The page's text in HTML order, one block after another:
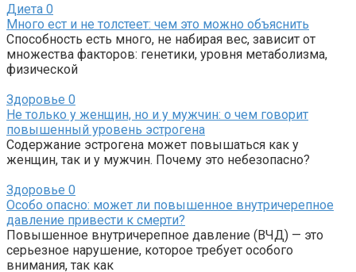
Диета 0
Много ест и не толстеет: чем это можно объяснить
Способность есть много, не набирая вес, зависит от
множества факторов: генетики, уровня метаболизма,
физической
Здоровье 0
Не только у женщин, но и у мужчин: о чем говорит
повышенный уровень эстрогена
Содержание эстрогена может повышаться как у
женщин, так и у мужчин. Почему это небезопасно?
Здоровье 0
Особо опасно: может ли повышенное внутричерепное
давление привести к смерти?
Повышенное внутричерепное давление (ВЧД) — это
серьезное нарушение, которое требует особого
внимания, так как